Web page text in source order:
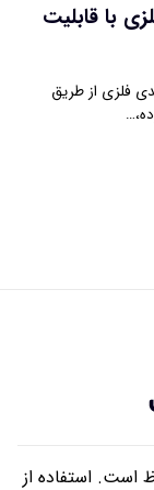
با قابلیت
فلزی از طریق
است. استفاده از